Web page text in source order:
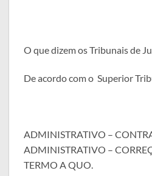
O que dizem os Tribunais de
De acordo com o Superior
ADMINISTRATIVO –
ADMINISTRATIVO –
TERMO A QUO.